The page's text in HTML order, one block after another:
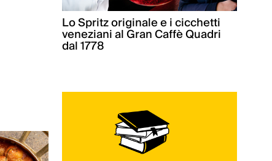
Lo Spritz originale e i cicchetti
veneziani al Gran Caffè Quadri
dal 1778